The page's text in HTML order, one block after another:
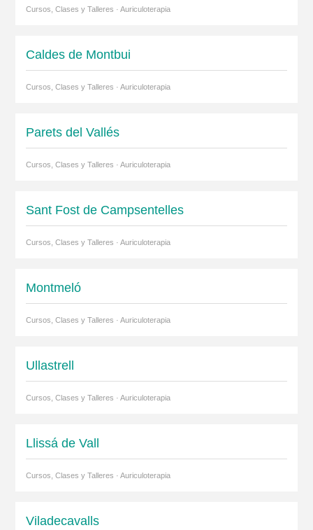
Cursos, Clases y Talleres · Auriculoterapia
Caldes de Montbui
Cursos, Clases y Talleres · Auriculoterapia
Parets del Vallés
Cursos, Clases y Talleres · Auriculoterapia
Sant Fost de Campsentelles
Cursos, Clases y Talleres · Auriculoterapia
Montmeló
Cursos, Clases y Talleres · Auriculoterapia
Ullastrell
Cursos, Clases y Talleres · Auriculoterapia
Llissá de Vall
Cursos, Clases y Talleres · Auriculoterapia
Viladecavalls